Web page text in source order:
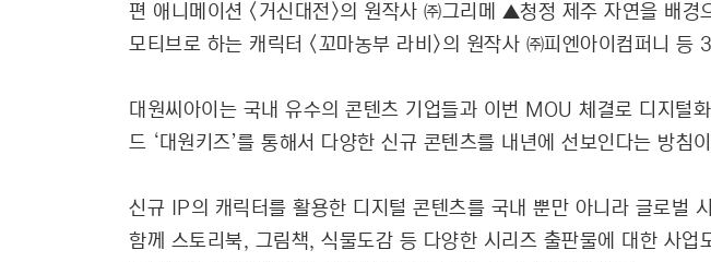
편 애니메이션 <거신대전>의 원작사 ㈜그리메 ▲청정 제주 자연을 배
모티브로 하는 캐릭터 <꼬마농부 라비>의 원작사 ㈜피엔아이컴퍼니
대원씨아이는 국내 유수의 콘텐츠 기업들과 이번 MOU 체결로 디지털
드 ‘대원키즈’를 통해서 다양한 신규 콘텐츠를 내년에 선보인다는 방침
신규 IP의 캐릭터를 활용한 디지털 콘텐츠를 국내 뿐만 아니라 글로벌
함께 스토리북, 그림책, 식물도감 등 다양한 시리즈 출판물에 대한 사